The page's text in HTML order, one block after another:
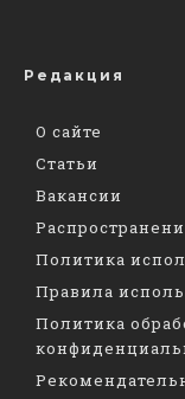
Редакция
О сайте
Статьи
Вакансии
Политика
Правила
Политика